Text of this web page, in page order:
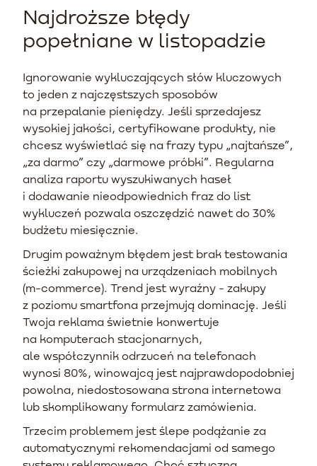
Najdroższe błędy
popełniane w listopadzie
Ignorowanie wykluczających słów kluczowych
to jeden z najczęstszych sposobów
na przepalanie pieniędzy. Jeśli sprzedajesz
wysokiej jakości, certyfikowane produkty, nie
chcesz wyświetlać się na frazy typu „najtańsze”,
„za darmo” czy „darmowe próbki”. Regularna
analiza raportu wyszukiwanych haseł
i dodawanie nieodpowiednich fraz do list
wykluczeń pozwala oszczędzić nawet do 30%
budżetu miesięcznie.
Drugim poważnym błędem jest brak testowania
ścieżki zakupowej na urządzeniach mobilnych
(m-commerce). Trend jest wyraźny - zakupy
z poziomu smartfona przejmują dominację. Jeśli
Twoja reklama świetnie konwertuje
na komputerach stacjonarnych,
ale współczynnik odrzuceń na telefonach
wynosi 80%, winowajcą jest najprawdopodobniej
powolna, niedostosowana strona internetowa
lub skomplikowany formularz zamówienia.
Trzecim problemem jest ślepe podążanie za
automatycznymi rekomendacjami od samego